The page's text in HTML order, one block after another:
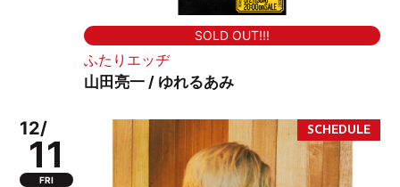
SOLD OUT!!!
ふたりエッヂ
山田亮一 / ゆれるあみ
12/
11
FRI